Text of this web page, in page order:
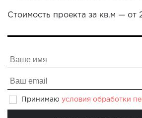
Стоимость проекта за кв.м — от
Принимаю условия обработки